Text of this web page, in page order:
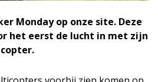
Monday op onze site. Deze
het eerst de lucht in met zijn